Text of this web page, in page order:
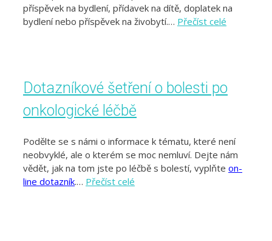
příspěvek na bydlení, přídavek na dítě, doplatek na
bydlení nebo příspěvek na živobytí.… Přečíst celé
Dotazníkové šetření o bolesti po
onkologické léčbě
Podělte se s námi o informace k tématu, které není
neobvyklé, ale o kterém se moc nemluví. Dejte nám
vědět, jak na tom jste po léčbě s bolestí, vyplňte on-
line dotazník.… Přečíst celé